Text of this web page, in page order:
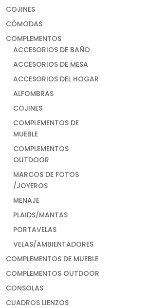
COJINES
CÓMODAS
COMPLEMENTOS
ACCESORIOS DE BAÑO
ACCESORIOS DE MESA
ACCESORIOS DEL HOGAR
ALFOMBRAS
COJINES
COMPLEMENTOS DE
MUEBLE
COMPLEMENTOS
OUTDOOR
MARCOS DE FOTOS
/JOYEROS
MENAJE
PLAIDS/MANTAS
PORTAVELAS
VELAS/AMBIENTADORES
COMPLEMENTOS DE MUEBLE
COMPLEMENTOS OUTDOOR
CONSOLAS
CUADROS LIENZOS